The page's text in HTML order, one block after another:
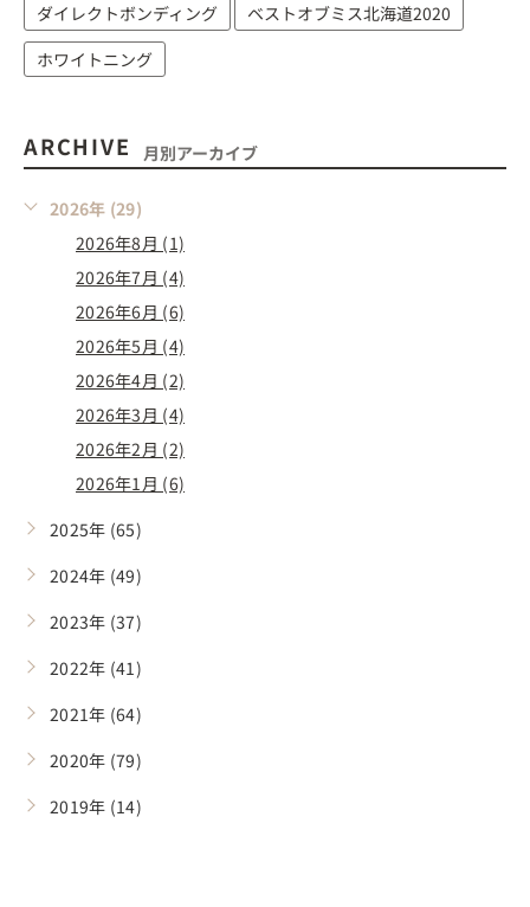
ダイレクトボンディング
ベストオブミス北海道2020
ホワイトニング
ARCHIVE 月別アーカイブ
2026年 (29)
2026年8月 (1)
2026年7月 (4)
2026年6月 (6)
2026年5月 (4)
2026年4月 (2)
2026年3月 (4)
2026年2月 (2)
2026年1月 (6)
2025年 (65)
2024年 (49)
2023年 (37)
2022年 (41)
2021年 (64)
2020年 (79)
2019年 (14)